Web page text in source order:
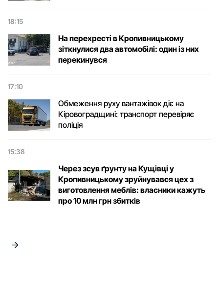
18:15
На перехресті в Кропивницькому
зіткнулися два автомобілі: один із них
перекинувся
17:10
Обмеження руху вантажівок діє на
Кіровоградщині: транспорт перевіряє
поліція
15:38
Через зсув ґрунту на Кущівці у
Кропивницькому зруйнувався цех з
виготовлення меблів: власники кажуть
про 10 млн грн збитків